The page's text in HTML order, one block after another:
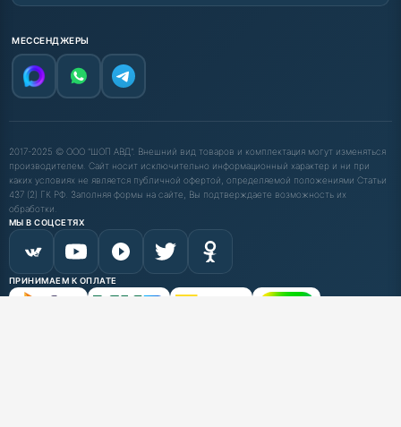
МЕССЕНДЖЕРЫ
2017-2025 © ООО "ШОП АВД". Внешний вид товаров и комплектация могут изменяться
производителем. Сайт носит исключительно информационный характер и ни при
каких условиях не является публичной офертой, определяемой положениями Статьи
437 (2) ГК РФ. Заполняя формы на сайте, Вы подтверждаете возможность их
обработки.
МЫ В СОЦСЕТЯХ
ПРИНИМАЕМ К ОПЛАТЕ